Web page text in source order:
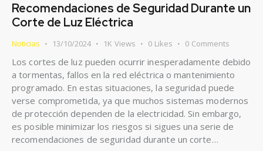
Recomendaciones de Seguridad Durante un
Corte de Luz Eléctrica
Noticias 13/10/2024 1K Views 0 Likes 0 Comments
Los cortes de luz pueden ocurrir inesperadamente debido
a tormentas, fallos en la red eléctrica o mantenimiento
programado. En estas situaciones, la seguridad puede
verse comprometida, ya que muchos sistemas modernos
de protección dependen de la electricidad. Sin embargo,
es posible minimizar los riesgos si sigues una serie de
recomendaciones de seguridad durante un corte…